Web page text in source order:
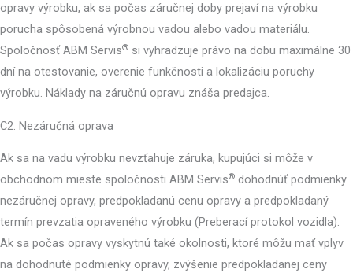
opravy výrobku, ak sa počas záručnej doby prejaví na výrobku
porucha spôsobená výrobnou vadou alebo vadou materiálu.
Spoločnosť ABM Servis® si vyhradzuje právo na dobu maximálne 30
dní na otestovanie, overenie funkčnosti a lokalizáciu poruchy
výrobku. Náklady na záručnú opravu znáša predajca.
C2. Nezáručná oprava
Ak sa na vadu výrobku nevzťahuje záruka, kupujúci si môže v
obchodnom mieste spoločnosti ABM Servis® dohodnúť podmienky
nezáručnej opravy, predpokladanú cenu opravy a predpokladaný
termín prevzatia opraveného výrobku (Preberací protokol vozidla).
Ak sa počas opravy vyskytnú také okolnosti, ktoré môžu mať vplyv
na dohodnuté podmienky opravy, zvýšenie predpokladanej ceny